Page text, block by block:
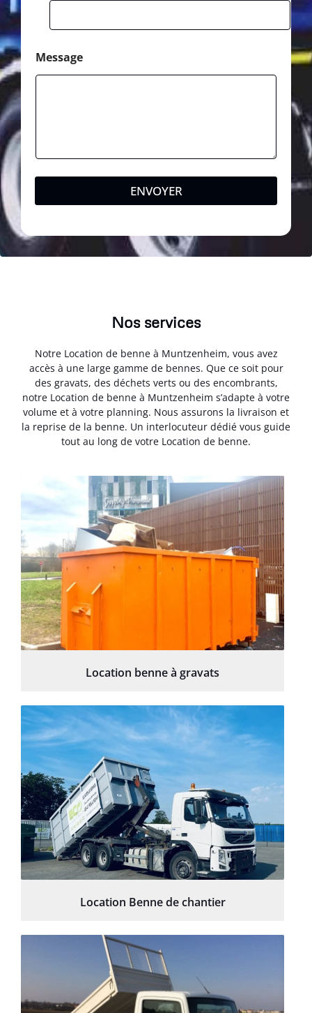
Message
ENVOYER
Nos services
Notre Location de benne à Muntzenheim, vous avez
accès à une large gamme de bennes. Que ce soit pour
des gravats, des déchets verts ou des encombrants,
notre Location de benne à Muntzenheim s’adapte à votre
volume et à votre planning. Nous assurons la livraison et
la reprise de la benne. Un interlocuteur dédié vous guide
tout au long de votre Location de benne.
Location benne à gravats
Location Benne de chantier